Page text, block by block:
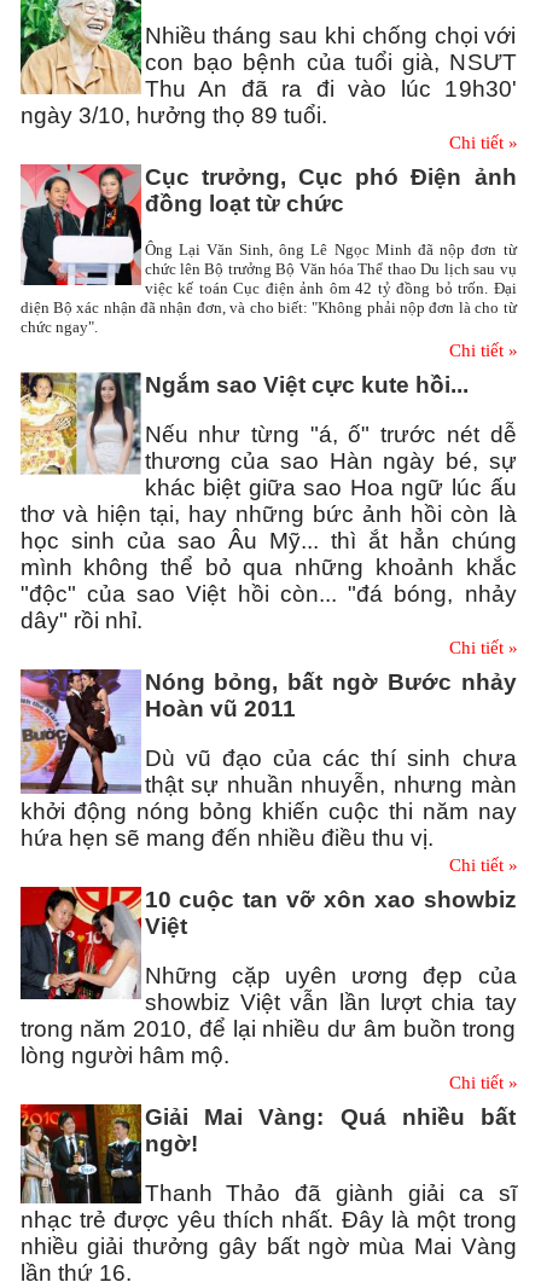
Nhiều tháng sau khi chống chọi với
con bạo bệnh của tuổi già, NSƯT
Thu An đã ra đi vào lúc 19h30'
ngày 3/10, hưởng thọ 89 tuổi.
Chi tiết »
Cục trưởng, Cục phó Điện ảnh
đồng loạt từ chức
Ông Lại Văn Sinh, ông Lê Ngọc Minh đã nộp đơn từ
chức lên Bộ trưởng Bộ Văn hóa Thể thao Du lịch sau vụ
việc kế toán Cục điện ảnh ôm 42 tỷ đồng bỏ trốn. Đại
diện Bộ xác nhận đã nhận đơn, và cho biết: "Không phải nộp đơn là cho từ
chức ngay".
Chi tiết »
Ngắm sao Việt cực kute hồi...
Nếu như từng "á, ố" trước nét dễ
thương của sao Hàn ngày bé, sự
khác biệt giữa sao Hoa ngữ lúc ấu
thơ và hiện tại, hay những bức ảnh hồi còn là
học sinh của sao Âu Mỹ... thì ắt hẳn chúng
mình không thể bỏ qua những khoảnh khắc
"độc" của sao Việt hồi còn... "đá bóng, nhảy
dây" rồi nhỉ.
Chi tiết »
Nóng bỏng, bất ngờ Bước nhảy
Hoàn vũ 2011
Dù vũ đạo của các thí sinh chưa
thật sự nhuần nhuyễn, nhưng màn
khởi động nóng bỏng khiến cuộc thi năm nay
hứa hẹn sẽ mang đến nhiều điều thu vị.
Chi tiết »
10 cuộc tan vỡ xôn xao showbiz
Việt
Những cặp uyên ương đẹp của
showbiz Việt vẫn lần lượt chia tay
trong năm 2010, để lại nhiều dư âm buồn trong
lòng người hâm mộ.
Chi tiết »
Giải Mai Vàng: Quá nhiều bất
ngờ!
Thanh Thảo đã giành giải ca sĩ
nhạc trẻ được yêu thích nhất. Đây là một trong
nhiều giải thưởng gây bất ngờ mùa Mai Vàng
lần thứ 16.